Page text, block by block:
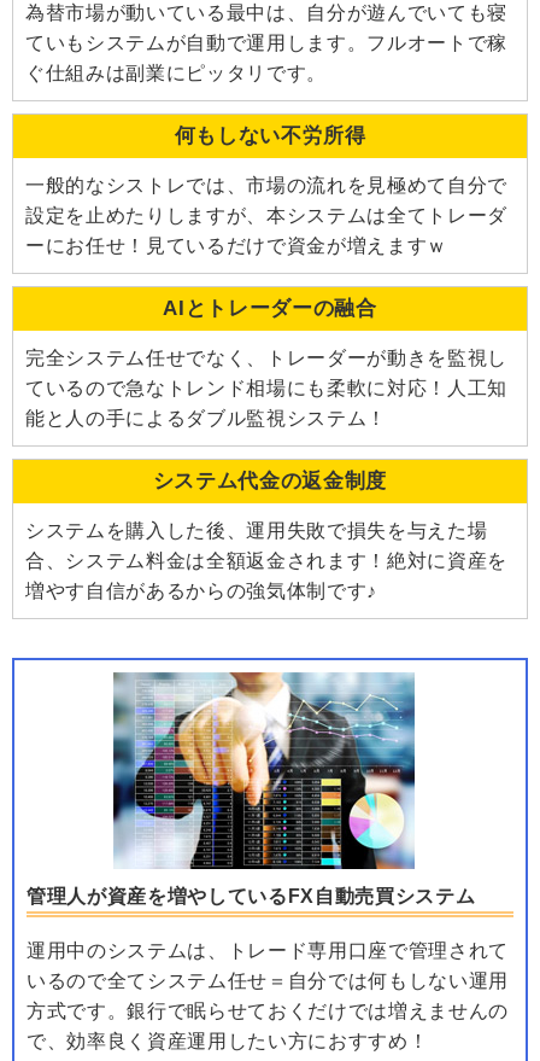
為替市場が動いている最中は、自分が遊んでいても寝
ていもシステムが自動で運用します。フルオートで稼
ぐ仕組みは副業にピッタリです。
何もしない不労所得
一般的なシストレでは、市場の流れを見極めて自分で
設定を止めたりしますが、本システムは全てトレーダ
ーにお任せ！見ているだけで資金が増えますｗ
AIとトレーダーの融合
完全システム任せでなく、トレーダーが動きを監視し
ているので急なトレンド相場にも柔軟に対応！人工知
能と人の手によるダブル監視システム！
システム代金の返金制度
システムを購入した後、運用失敗で損失を与えた場
合、システム料金は全額返金されます！絶対に資産を
増やす自信があるからの強気体制です♪
管理人が資産を増やしているFX自動売買システム
運用中のシステムは、トレード専用口座で管理されて
いるので全てシステム任せ＝自分では何もしない運用
方式です。銀行で眠らせておくだけでは増えませんの
で、効率良く資産運用したい方におすすめ！